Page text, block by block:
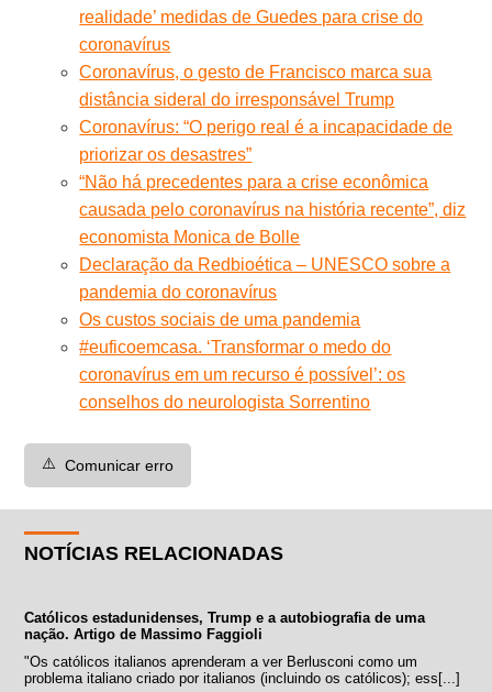
realidade’ medidas de Guedes para crise do
coronavírus
Coronavírus, o gesto de Francisco marca sua
distância sideral do irresponsável Trump
Coronavírus: “O perigo real é a incapacidade de
priorizar os desastres”
“Não há precedentes para a crise econômica
causada pelo coronavírus na história recente”, diz
economista Monica de Bolle
Declaração da Redbioética – UNESCO sobre a
pandemia do coronavírus
Os custos sociais de uma pandemia
#euficoemcasa. ‘Transformar o medo do
coronavírus em um recurso é possível’: os
conselhos do neurologista Sorrentino
⚠️ Comunicar erro
NOTÍCIAS RELACIONADAS
Católicos estadunidenses, Trump e a autobiografia de uma
nação. Artigo de Massimo Faggioli
"Os católicos italianos aprenderam a ver Berlusconi como um
problema italiano criado por italianos (incluindo os católicos); ess[...]